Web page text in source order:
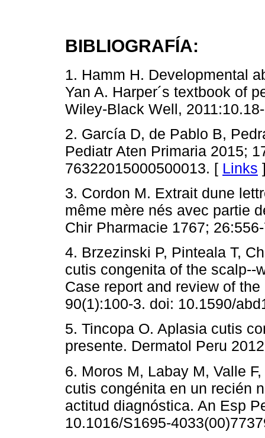
BIBLIOGRAFÍA:
1. Hamm H. Developmental
Yan A. Harper´s textbook of
Wiley-Black Well,
2. García D, de Pablo B,
Pediatr Aten Primaria 2015;
76322015000500013. [ Links
3. Cordon M. Extrait dune
même mère nés avec partie
Chir Pharmacie 1767;
4. Brzezinski P, Pinteala T,
cutis congenita of the scalp--
Case report and review of
90(1):100-3. doi: 10.1590/
5. Tincopa O. Aplasia cutis
presente. Dermatol Peru
6. Moros M, Labay M, Valle
cutis congénita en un recién
actitud diagnóstica. An Esp
10.1016/S1695-